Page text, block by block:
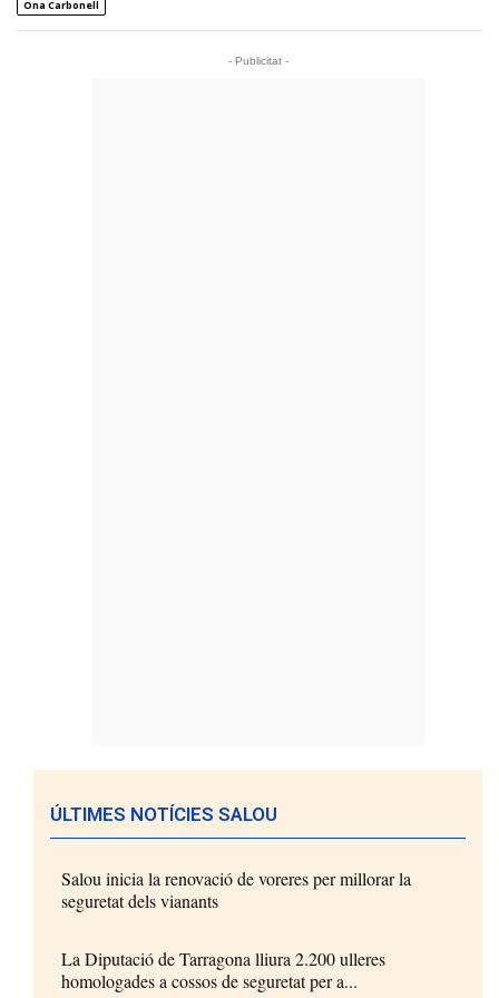
Ona Carbonell
- Publicitat -
ÚLTIMES NOTÍCIES SALOU
Salou inicia la renovació de voreres per millorar la
seguretat dels vianants
La Diputació de Tarragona lliura 2.200 ulleres
homologades a cossos de seguretat per a...